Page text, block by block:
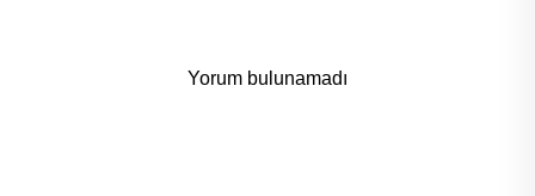
Yorum bulunamadı